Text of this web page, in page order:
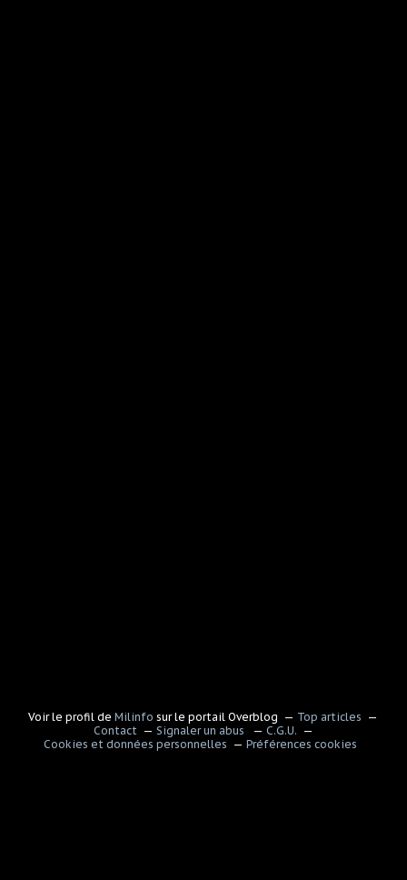
Voir le profil deMilinfo sur le portail Overblog
Top articles
Contact
Signaler un abus
C.G.U.
Cookies et données personnelles
Préférences cookies